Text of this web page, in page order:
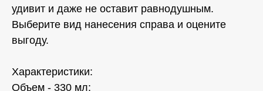
удивит и даже не оставит равнодушным.
Выберите вид нанесения справа и оцените
выгоду.
Характеристики:
Объем - 330 мл;